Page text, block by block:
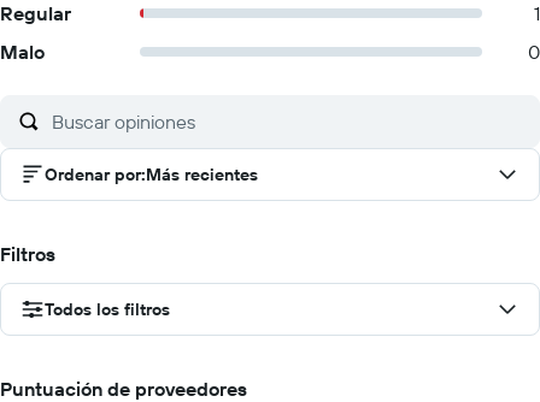
Regular
1
Malo
0
Ordenar por:Más recientes
Filtros
Todos los filtros
Puntuación de proveedores